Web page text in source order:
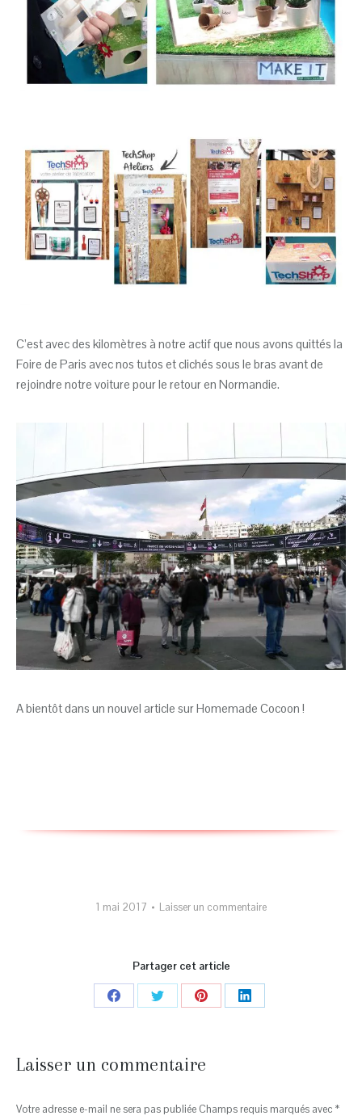
C’est avec des kilomètres à notre actif que nous avons quittés la
Foire de Paris avec nos tutos et clichés sous le bras avant de
rejoindre notre voiture pour le retour en Normandie.
A bientôt dans un nouvel article sur Homemade Cocoon !
1 mai 2017 Laisser un commentaire
Partager cet article
PartagerPartager
Twitter
PartagerPartager
Laisser un commentaire
Votre adresse e-mail ne sera pas publiée Champs requis marqués avec *